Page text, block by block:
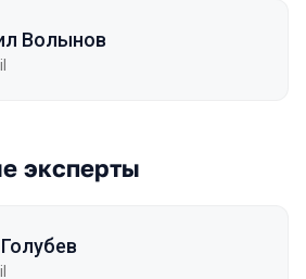
Волынов
эксперты